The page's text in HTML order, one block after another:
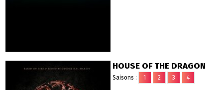
HOUSE OF THE DRAGON
Saisons : 1 2 3 4